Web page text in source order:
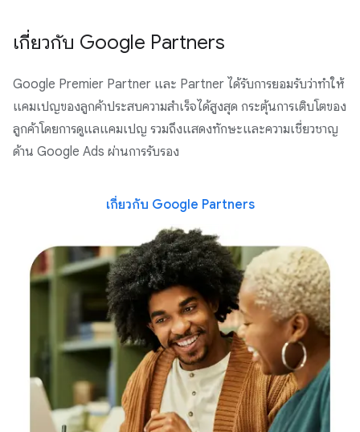
เกี่ยวกับ Google Partners
Google Premier Partner และ Partner ได้รับการยอมรับว่าทำให้
แคมเปญของลูกค้าประสบความสำเร็จได้สูงสุด กระตุ้นการเติบโตของ
ลูกค้าโดยการดูแลแคมเปญ รวมถึงแสดงทักษะและความเชี่ยวชาญ
ด้าน Google Ads ผ่านการรับรอง
เกี่ยวกับ Google Partners